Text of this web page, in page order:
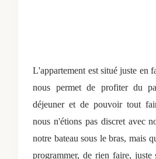
L'appartement est situé juste en
nous permet de profiter du
déjeuner et de pouvoir tout
nous n'étions pas discret avec
notre bateau sous le bras, mais
programmer, de rien faire, juste